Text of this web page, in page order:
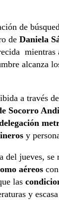
de
de Daniela
mientras
alcanza
a través
Socorro
y
del jueves, se
aéreos
las
y